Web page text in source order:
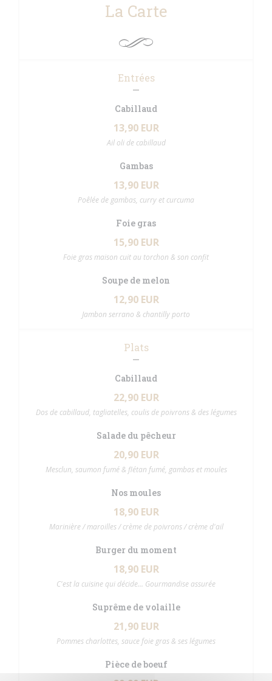
La Carte
Entrées
Cabillaud
13,90 EUR
Ail oli de cabillaud
Gambas
13,90 EUR
Poêlée de gambas, curry et curcuma
Foie gras
15,90 EUR
Foie gras maison cuit au torchon & son confit
Soupe de melon
12,90 EUR
Jambon serrano & chantilly porto
Plats
Cabillaud
22,90 EUR
Dos de cabillaud, tagliatelles, coulis de poivrons & des légumes
Salade du pêcheur
20,90 EUR
Mesclun, saumon fumé & flétan fumé, gambas et moules
Nos moules
18,90 EUR
Marinière / maroilles / crème de poivrons / crème d'ail
Burger du moment
18,90 EUR
C'est la cuisine qui décide... Gourmandise assurée
Suprême de volaille
21,90 EUR
Pommes charlottes, sauce foie gras & ses légumes
Pièce de boeuf